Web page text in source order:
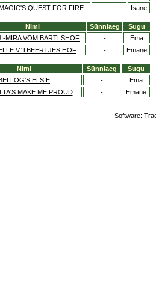
QUEST FOR FIRE - Isane
Nimi Sünniaeg
Sugu
MIRA VOM BARTLSHOF -
Ema
V.'TBEERTJES HOF - Emane
Nimi Sünniaeg
Sugu
ELSIE -
Ema
MAKE ME PROUD - Emane
Software: